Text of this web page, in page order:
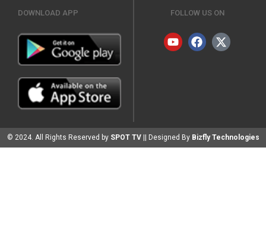
DOWNLOAD APP FOLLOW US ON
© 2024. All Rights Reserved by SPOT TV || Designed By Bizfly Technologies